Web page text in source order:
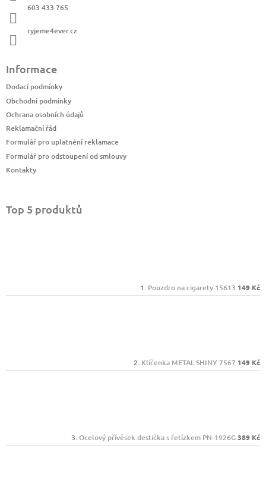
603 433 765
ryjeme4ever.cz
Informace
Dodací podmínky
Obchodní podmínky
Ochrana osobních údajů
Reklamační řád
Formulář pro uplatnění reklamace
Formulář pro odstoupení od smlouvy
Kontakty
Top 5 produktů
Pouzdro na cigarety 15613 149 Kč
Klíčenka METAL SHINY 7567 149 Kč
Ocelový přívěsek destička s řetízkem PN-1926G389 Kč